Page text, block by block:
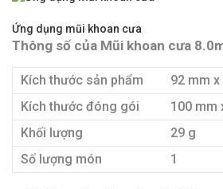
Ứng dụng mũi khoan cưa
Thông số của Mũi khoan cưa
Kích thước sản phẩm
92 mm
Kích thước đóng gói
100 mm
Khối lượng
29 g
Số lượng món
1